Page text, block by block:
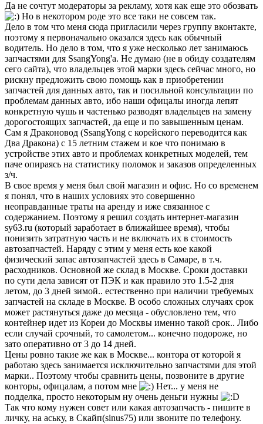
Да не сочтут модераторы за рекламу, хотя как еще это обозвать
Но в некотором роде это все таки не совсем так.
Дело в том что меня сюда пригласили через группу вконтакте,
поэтому я первоначально оказался здесь как обычный
водитель. Но дело в том, что я уже несколько лет занимаюсь
запчастями для SsangYong'a. Не думаю (не в обиду создателям
сего сайта), что владельцев этой марки здесь сейчас много, но
рискну предложить свою помощь как в приобретении
запчастей для данных авто, так и посильной консультации по
проблемам данных авто, ибо наши офицалы иногда лепят
конкретную чушь и частенько разводят владельцев на замену
дорогостоящих запчастей, да еще и по завышенным ценам.
Сам я Драконовод (SsangYong с корейского переводится как
Два Дракона) с 15 летним стажем и кое что понимаю в
устройстве этих авто и проблемах конкретных моделей, тем
паче опираясь на статистику поломок и заказов определенных
з/ч.
В свое время у меня был свой магазин и офис. Но со временем
я понял, что в наших условиях это совершенно
неоправданные траты на аренду и иже связанное с
содержанием. Поэтому я решил создать интернет-магазин
sy63.ru (который заработает в ближайшее время), чтобы
понизить затратную часть и не включать их в стоимость
автозапчастей. Наряду с этим у меня есть кое какой
физический запас автозапчастей здесь в Самаре, в т.ч.
расходников. Основной же склад в Москве. Сроки доставки
по сути дела зависят от ПЭК и как правило это 1.5-2 дня
летом, до 3 дней зимой.. естественно при наличии требуемых
запчастей на складе в Москве. В особо сложных случаях срок
может растянуться даже до месяца - обусловлено тем, что
контейнер идет из Кореи до Москвы именно такой срок.. Либо
если случай срочный, то самолетом... конечно подороже, но
зато оперативно от 3 до 14 дней.
Цены ровно такие же как в Москве... контора от которой я
работаю здесь занимается исключительно запчастями для этой
марки.. Поэтому чтобы сравнить цены, позвоните в другие
конторы, офицалам, а потом мне
Нет... у меня не
подделка, просто некоторым ну очень деньги нужны
Так что кому нужен совет или какая автозапчасть - пишите в
личку, на аську, в Скайп(sinus75) или звоните по телефону.